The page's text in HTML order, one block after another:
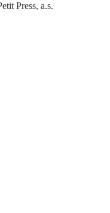
Press, a.s.